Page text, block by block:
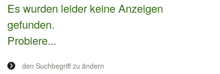
Nachrichten
Anzeige aufgeben
Es wurden leider keine Anzeigen
gefunden.
Probiere...
den Suchbegriff zu ändern